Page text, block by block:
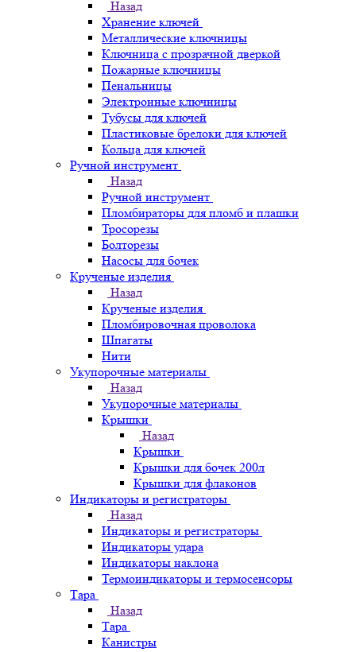
Назад
Хранение ключей
Металлические ключницы
Ключница с прозрачной дверкой
Пожарные ключницы
Пенальницы
Электронные ключницы
Тубусы для ключей
Пластиковые брелоки для ключей
Кольца для ключей
Ручной инструмент
Назад
Ручной инструмент
Пломбираторы для пломб и плашки
Тросорезы
Болторезы
Насосы для бочек
Крученые изделия
Назад
Крученые изделия
Пломбировочная проволока
Шпагаты
Нити
Укупорочные материалы
Назад
Укупорочные материалы
Крышки
Назад
Крышки
Крышки для бочек 200л
Крышки для флаконов
Индикаторы и регистраторы
Назад
Индикаторы и регистраторы
Индикаторы удара
Индикаторы наклона
Термоиндикаторы и термосенсоры
Тара
Назад
Тара
Канистры